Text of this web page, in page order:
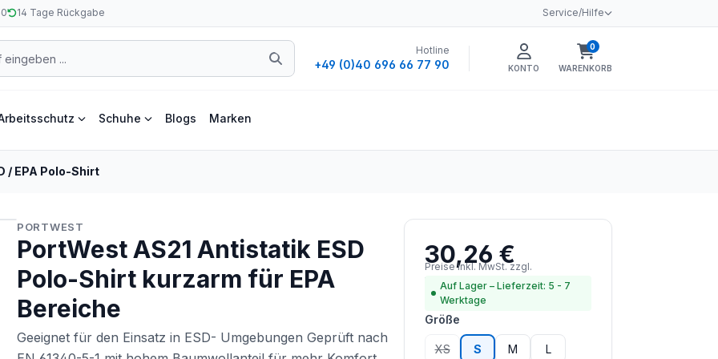
14 Tage Rückgabe Service/Hilfe
Hotline
+49 (0)40 696 66 77 90 KONTO
0
WARENKORB
Warenkorb enthält
Schuhe Blogs Marken
/ EPA Polo-Shirt
PORTWEST
PortWest AS21 Antistatik ESD
Polo-Shirt kurzarm für EPA
Bereiche
Geeignet für den Einsatz in ESD- Umgebungen Geprüft nach
Regulärer Preis:
30,26 €
Preise inkl. MwSt. zzgl.
Versandkosten
Auf Lager – Lieferzeit: 5 - 7
Werktage
Größe
XS(Diese Option ist zurzeit nicht verfügbar.)
S M L